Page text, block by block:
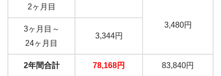
2ヶ月目
3,480円
3ヶ月目～
24ヶ月目
3,344円
2年間合計 78,168円 83,840円